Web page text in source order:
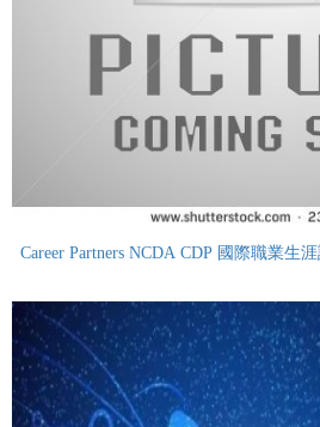
Career Partners NCDA CDP 國際職業生